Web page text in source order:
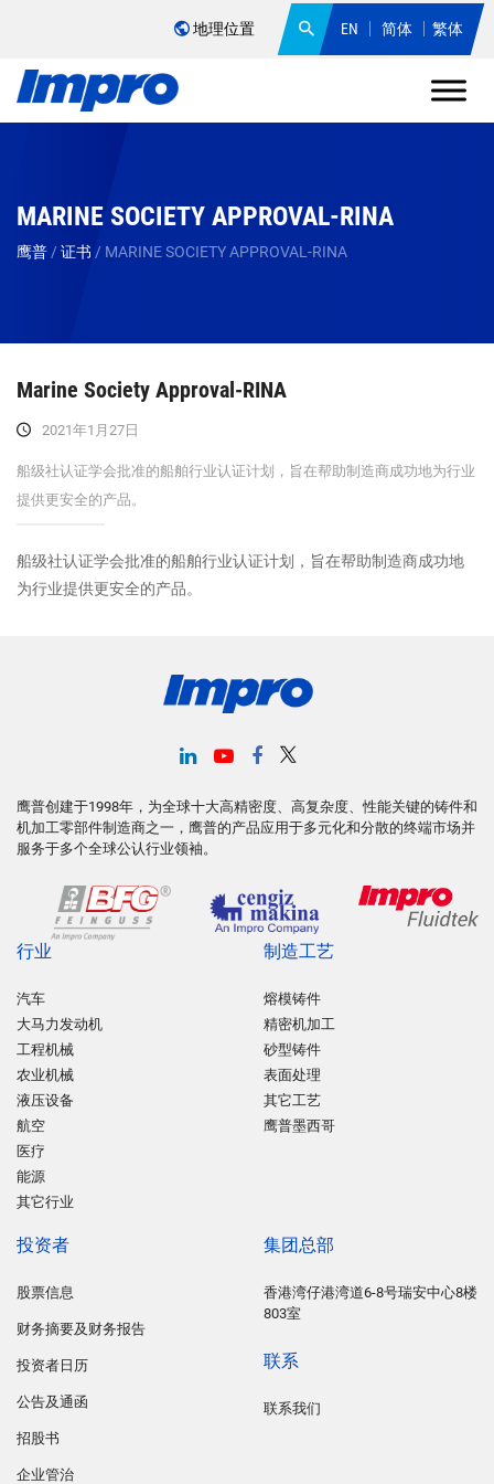
地理位置 EN 简体 繁体
MARINE SOCIETY APPROVAL-RINA
鹰普/ 证书 / MARINE SOCIETY APPROVAL-RINA
Marine Society Approval-RINA
2021年1月27日
船级社认证学会批准的船舶行业认证计划，旨在帮助制造商成功地为行业
提供更安全的产品。
船级社认证学会批准的船舶行业认证计划，旨在帮助制造商成功地
为行业提供更安全的产品。
鹰普创建于1998年，为全球十大高精密度、高复杂度、性能关键的铸件和
机加工零部件制造商之一，鹰普的产品应用于多元化和分散的终端市场并
服务于多个全球公认行业领袖。
行业
汽车
大马力发动机
工程机械
农业机械
液压设备
航空
医疗
能源
其它行业
制造工艺
熔模铸件
精密机加工
砂型铸件
表面处理
其它工艺
鹰普墨西哥
投资者
股票信息
财务摘要及财务报告
投资者日历
公告及通函
招股书
企业管治
集团总部
香港湾仔港湾道6-8号瑞安中心8楼
803室
联系
联系我们